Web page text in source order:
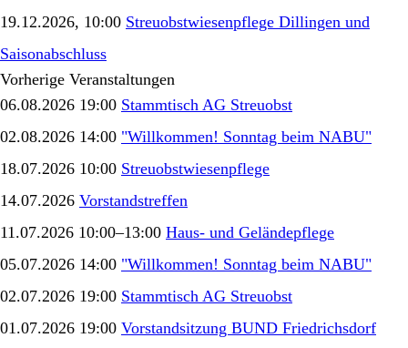
19.12.2026, 10:00 Streuobstwiesenpflege Dillingen und
Saisonabschluss
Vorherige Veranstaltungen
06.08.2026 19:00 Stammtisch AG Streuobst
02.08.2026 14:00 "Willkommen! Sonntag beim NABU"
18.07.2026 10:00 Streuobstwiesenpflege
14.07.2026 Vorstandstreffen
11.07.2026 10:00–13:00 Haus- und Geländepflege
05.07.2026 14:00 "Willkommen! Sonntag beim NABU"
02.07.2026 19:00 Stammtisch AG Streuobst
01.07.2026 19:00 Vorstandsitzung BUND Friedrichsdorf